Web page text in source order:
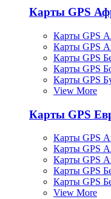
Карты GPS
Карты GPS
Карты GPS
Карты GPS
Карты GPS
Карты GPS
View More
Карты GPS
Карты GPS
Карты GPS
Карты GPS
Карты GPS
Карты GPS
View More